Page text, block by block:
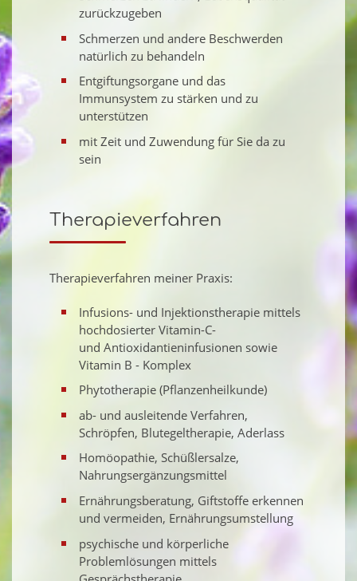
zurückzugeben
Schmerzen und andere Beschwerden
natürlich zu behandeln
Entgiftungsorgane und das
Immunsystem zu stärken und zu
unterstützen
mit Zeit und Zuwendung für Sie da zu
sein
Therapieverfahren
Therapieverfahren meiner Praxis:
Infusions- und Injektionstherapie mittels
hochdosierter Vitamin-C-
und Antioxidantieninfusionen sowie
Vitamin B - Komplex
Phytotherapie (Pflanzenheilkunde)
ab- und ausleitende Verfahren,
Schröpfen, Blutegeltherapie, Aderlass
Homöopathie, Schüßlersalze,
Nahrungsergänzungsmittel
Ernährungsberatung, Giftstoffe erkennen
und vermeiden, Ernährungsumstellung
psychische und körperliche
Problemlösungen mittels